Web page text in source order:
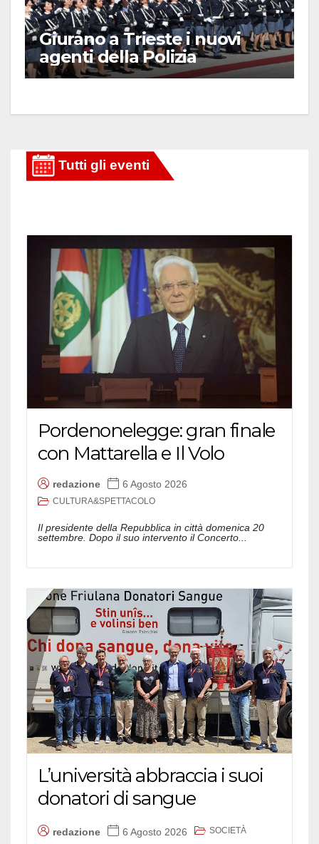
Giurano a Trieste i nuovi
agenti della Polizia
Pordenonelegge: gran finale
con Mattarella e Il Volo
redazione 6 Agosto 2026
CULTURA&SPETTACOLO
Il presidente della Repubblica in città domenica 20
settembre. Dopo il suo intervento il Concerto...
L’università abbraccia i suoi
donatori di sangue
redazione 6 Agosto 2026 SOCIETÀ